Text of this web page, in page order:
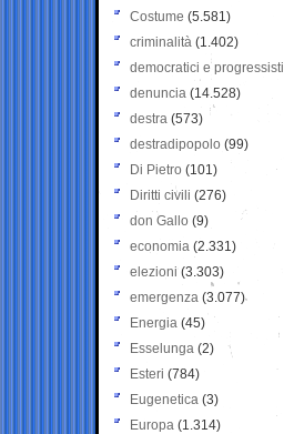
Costume (5.581)
criminalità (1.402)
democratici e progressisti
denuncia (14.528)
destra (573)
destradipopolo (99)
Di Pietro (101)
Diritti civili (276)
don Gallo (9)
economia (2.331)
elezioni (3.303)
emergenza (3.077)
Energia (45)
Esselunga (2)
Esteri (784)
Eugenetica (3)
Europa (1.314)